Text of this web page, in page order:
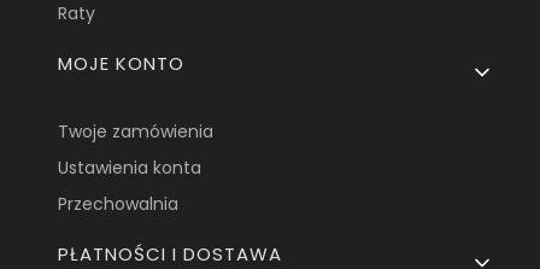
Raty
MOJE KONTO
Twoje zamówienia
Ustawienia konta
Przechowalnia
PŁATNOŚCI I DOSTAWA